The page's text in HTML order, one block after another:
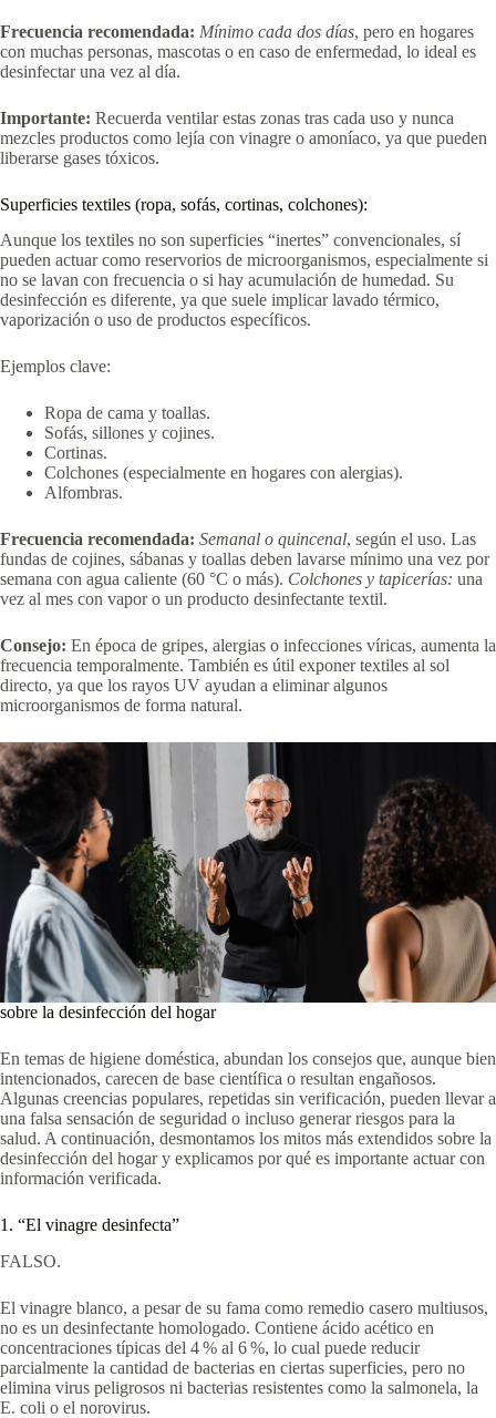
Frecuencia recomendada: Mínimo cada dos días, pero en hogares
con muchas personas, mascotas o en caso de enfermedad, lo ideal es
desinfectar una vez al día.
Importante: Recuerda ventilar estas zonas tras cada uso y nunca
mezcles productos como lejía con vinagre o amoníaco, ya que pueden
liberarse gases tóxicos.
Superficies textiles (ropa, sofás, cortinas, colchones):
Aunque los textiles no son superficies “inertes” convencionales, sí
pueden actuar como reservorios de microorganismos, especialmente si
no se lavan con frecuencia o si hay acumulación de humedad. Su
desinfección es diferente, ya que suele implicar lavado térmico,
vaporización o uso de productos específicos.
Ejemplos clave:
Ropa de cama y toallas.
Sofás, sillones y cojines.
Cortinas.
Colchones (especialmente en hogares con alergias).
Alfombras.
Frecuencia recomendada: Semanal o quincenal, según el uso. Las
fundas de cojines, sábanas y toallas deben lavarse mínimo una vez por
semana con agua caliente (60 °C o más). Colchones y tapicerías: una
vez al mes con vapor o un producto desinfectante textil.
Consejo: En época de gripes, alergias o infecciones víricas, aumenta la
frecuencia temporalmente. También es útil exponer textiles al sol
directo, ya que los rayos UV ayudan a eliminar algunos
microorganismos de forma natural.
sobre la desinfección del hogar
En temas de higiene doméstica, abundan los consejos que, aunque bien
intencionados, carecen de base científica o resultan engañosos.
Algunas creencias populares, repetidas sin verificación, pueden llevar a
una falsa sensación de seguridad o incluso generar riesgos para la
salud. A continuación, desmontamos los mitos más extendidos sobre la
desinfección del hogar y explicamos por qué es importante actuar con
información verificada.
1. “El vinagre desinfecta”
FALSO.
El vinagre blanco, a pesar de su fama como remedio casero multiusos,
no es un desinfectante homologado. Contiene ácido acético en
concentraciones típicas del 4 % al 6 %, lo cual puede reducir
parcialmente la cantidad de bacterias en ciertas superficies, pero no
elimina virus peligrosos ni bacterias resistentes como la salmonela, la
E. coli o el norovirus.